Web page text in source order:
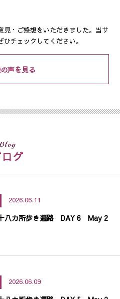
見・ご感想をいただきました。当サ
チェックしてください。
声を見る
グ
2026.06.11
八カ所歩き遍路 DAY 6 May 2
2026.06.09